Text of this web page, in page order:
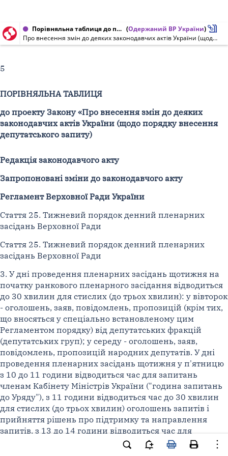
Порівняльна таблиця до проекту Закону України від 06.04.2017 № 6302 (Одержаний ВР України)
Про внесення змін до деяких законодавчих актів України (щодо порядку внесення депутатського запиту)